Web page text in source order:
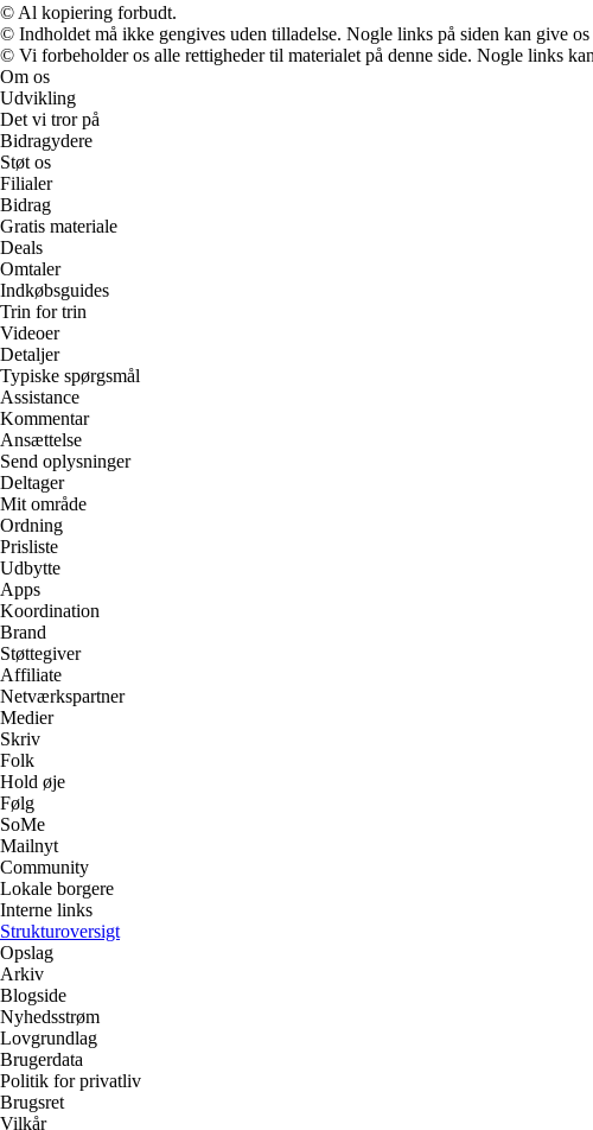
© Al kopiering forbudt.
© Indholdet må ikke gengives uden tilladelse. Nogle links på siden kan give
© Vi forbeholder os alle rettigheder til materialet på denne side. Nogle links
Om os
Udvikling
Det vi tror på
Bidragydere
Støt os
Filialer
Bidrag
Gratis materiale
Deals
Omtaler
Indkøbsguides
Trin for trin
Videoer
Detaljer
Typiske spørgsmål
Assistance
Kommentar
Ansættelse
Send oplysninger
Deltager
Mit område
Ordning
Prisliste
Udbytte
Apps
Koordination
Brand
Støttegiver
Affiliate
Netværkspartner
Medier
Skriv
Folk
Hold øje
Følg
SoMe
Mailnyt
Community
Lokale borgere
Interne links
Strukturoversigt
Opslag
Arkiv
Blogside
Nyhedsstrøm
Lovgrundlag
Brugerdata
Politik for privatliv
Brugsret
Vilkår